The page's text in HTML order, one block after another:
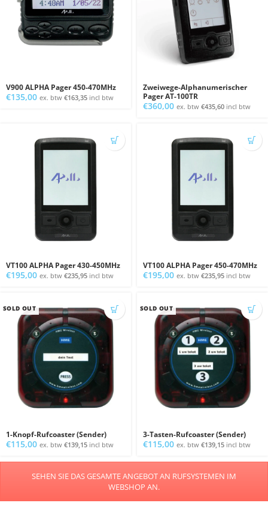
V900 ALPHA Pager 450-470MHz
€135,00 ex. btw €163,35 incl btw
Zweiwege-Alphanumerischer
Pager AT-100TR
€360,00 ex. btw €435,60 incl btw
VT100 ALPHA Pager 430-450MHz
€195,00 ex. btw €235,95 incl btw
VT100 ALPHA Pager 450-470MHz
€195,00 ex. btw €235,95 incl btw
SOLD OUT
1-Knopf-Rufcoaster (Sender)
€115,00 ex. btw €139,15 incl btw
SOLD OUT
3-Tasten-Rufcoaster (Sender)
€115,00 ex. btw €139,15 incl btw
SEHEN SIE DAS GESAMTE ANGEBOT AN RUFSYSTEMEN IM
WEBSHOP AN.